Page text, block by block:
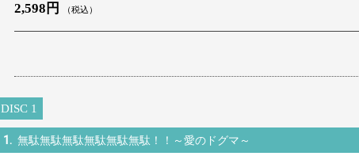
2,598円 （税込）
DISC 1
1. 無駄無駄無駄無駄無駄無駄！！～愛のドグマ～